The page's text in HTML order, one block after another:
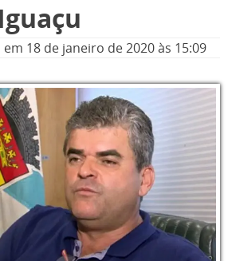
em 18 de janeiro de 2020às 15:09